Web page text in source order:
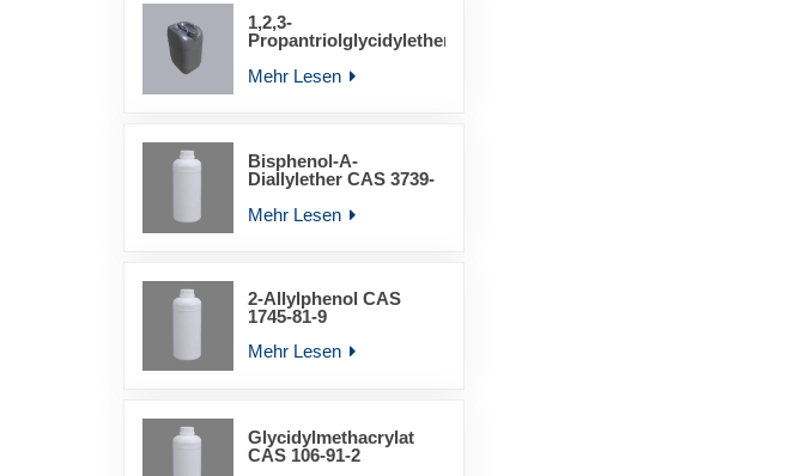
1,2,3-
Propantriolglycidylether
Mehr Lesen
Bisphenol-A-
Diallylether CAS 3739-
Mehr Lesen
2-Allylphenol CAS
1745-81-9
Mehr Lesen
Glycidylmethacrylat
CAS 106-91-2